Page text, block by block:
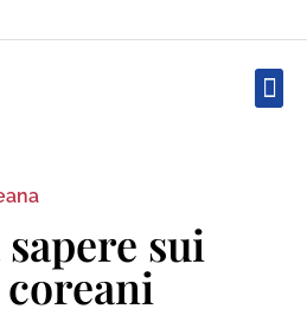
sapere sui